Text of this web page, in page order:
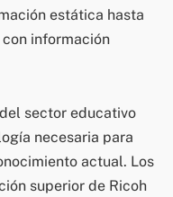
estática hasta
información
sector educativo
necesaria para
actual. Los
superior de Ricoh